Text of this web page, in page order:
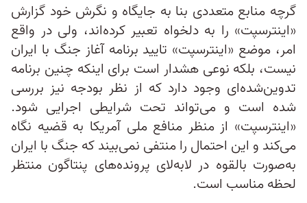
گرچه منابع متعددی بنا به جایگاه و نگرش خود گزارش
«اینترسپت» را به دلخواه تعبیر کرده‌اند، ولی در واقع
امر، موضع «اینترسپت» تایید برنامه آغاز جنگ با ایران
نیست، بلکه نوعی هشدار است برای اینکه چنین برنامه
تدوین‌شده‌ای وجود دارد که از نظر بودجه نیز بررسی
شده است و می‌تواند تحت شرایطی اجرایی شود.
«اینترسپت» از منظر منافع ملی آمریکا به قضیه نگاه
می‌کند و این احتمال را منتفی نمی‌بیند که جنگ با ایران
به‌صورت بالقوه در لابه‌لای پرونده‌های پنتاگون منتظر
لحظه مناسب است.